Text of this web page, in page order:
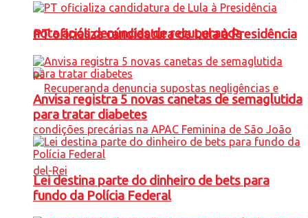
nota após denúncias de recuperanda
PT oficializa candidatura de Lula à Presidência
Anvisa registra 5 novas canetas de semaglutida
para tratar diabetes
Lei destina parte do dinheiro de bets para
fundo da Polícia Federal